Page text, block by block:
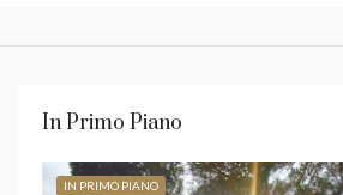
In Primo Piano
IN PRIMO PIANO